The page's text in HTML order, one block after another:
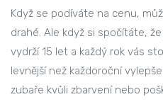
Když se podíváte na cenu,
drahé. Ale když si spočítáte,
vydrží 15 let a každý rok vás
levnější než každoroční
zubaře kvůli zbarvení nebo